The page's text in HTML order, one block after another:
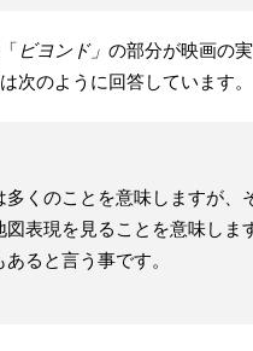
ビヨンド」 の部分が映画の
次のように回答しています。
多くのことを意味しますが、
図表現を見ることを意味しま
ると言う事です。